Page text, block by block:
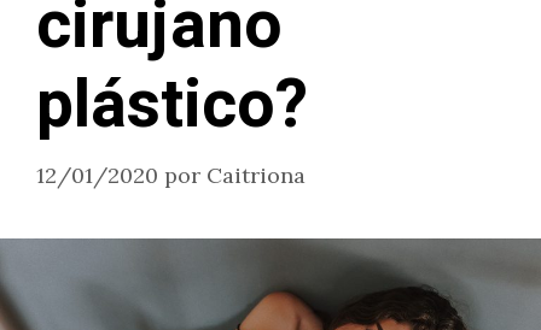
cirujano
plástico?
12/01/2020 por Caitriona